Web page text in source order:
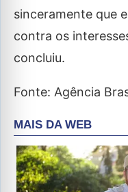
sinceramente que
contra os
concluiu.
Fonte: Agência